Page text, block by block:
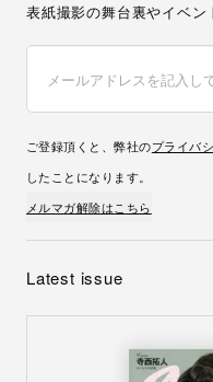
表紙撮影の舞台裏やイベン
ご登録頂くと、弊社のプライバ
したことになります。
メルマガ解除はこちら
Latest issue